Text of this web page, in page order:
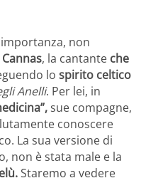
non
, la cantante che
lo spirito celtico
Anelli. Per lei, in
sue compagne,
conoscere
La sua versione di
non è stata male e la
Staremo a vedere